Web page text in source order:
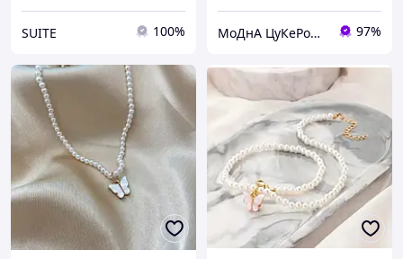
SUITE 100% МоДнА ЦуКеРоЧкА 97%